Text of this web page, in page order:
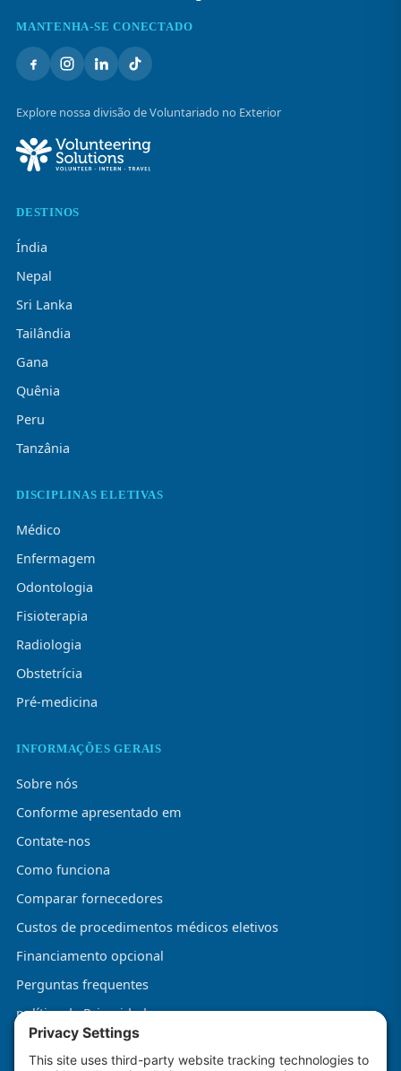
MANTENHA-SE CONECTADO
Explore nossa divisão de Voluntariado no Exterior
DESTINOS
Índia
Nepal
Sri Lanka
Tailândia
Gana
Quênia
Peru
Tanzânia
DISCIPLINAS ELETIVAS
Médico
Enfermagem
Odontologia
Fisioterapia
Radiologia
Obstetrícia
Pré-medicina
INFORMAÇÕES GERAIS
Sobre nós
Conforme apresentado em
Contate-nos
Como funciona
Comparar fornecedores
Custos de procedimentos médicos eletivos
Financiamento opcional
Perguntas frequentes
política de Privacidade
Termos e Condições